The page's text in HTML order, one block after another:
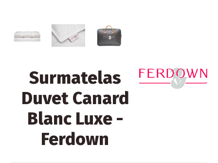
Surmatelas
Duvet Canard
Blanc Luxe -
Ferdown